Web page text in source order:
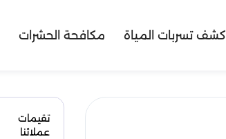
كشف تسربات المياة مكافحة الحشرات
تقيمات
عملائنا